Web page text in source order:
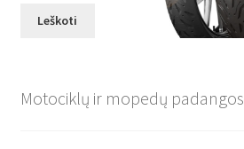
Leškoti
Motociklų ir mopedų padangos